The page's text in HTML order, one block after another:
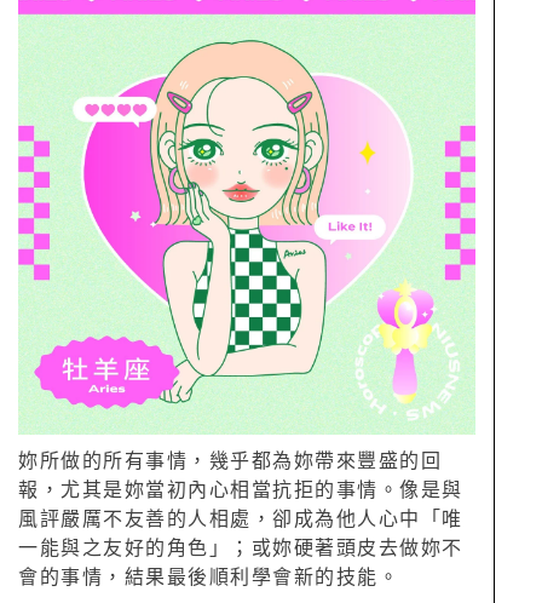
妳所做的所有事情，幾乎都為妳帶來豐盛的回
報，尤其是妳當初內心相當抗拒的事情。像是與
風評嚴厲不友善的人相處，卻成為他人心中「唯
一能與之友好的角色」；或妳硬著頭皮去做妳不
會的事情，結果最後順利學會新的技能。